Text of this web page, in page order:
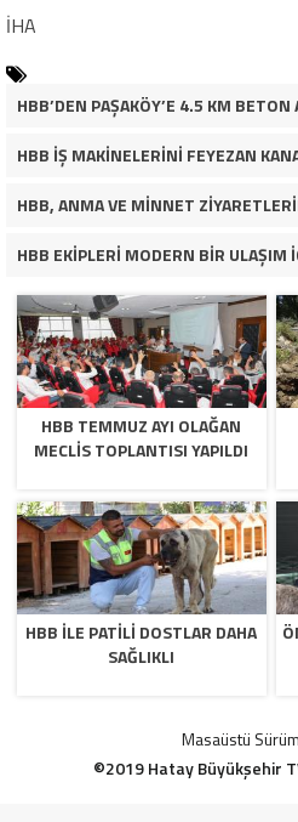
İHA
HBB’DEN PAŞAKÖY’E 4.5 KM BETON
HBB İŞ MAKİNELERİNİ FEYEZAN
HBB, ANMA VE MİNNET
HBB EKİPLERİ MODERN BİR ULAŞIM
HBB TEMMUZ AYI OLAĞAN
MECLİS TOPLANTISI YAPILDI
HBB İLE PATİLİ DOSTLAR DAHA
SAĞLIKLI
Masaüstü
©2019 Hatay Büyükşehir